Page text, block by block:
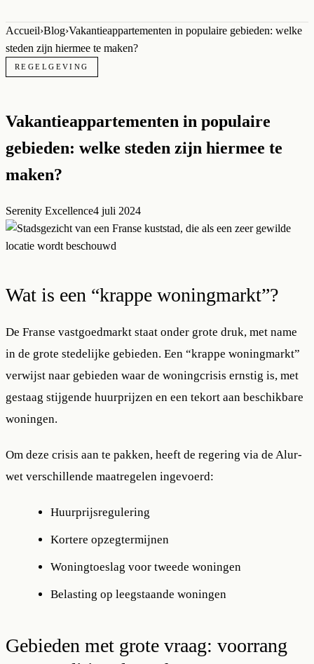
Accueil›Blog›Vakantieappartementen in populaire gebieden: welke
steden zijn hiermee te maken?
REGELGEVING
Vakantieappartementen in populaire
gebieden: welke steden zijn hiermee te
maken?
Serenity Excellence4 juli 2024
Wat is een “krappe woningmarkt”?
De Franse vastgoedmarkt staat onder grote druk, met name
in de grote stedelijke gebieden. Een “krappe woningmarkt”
verwijst naar gebieden waar de woningcrisis ernstig is, met
gestaag stijgende huurprijzen en een tekort aan beschikbare
woningen.
Om deze crisis aan te pakken, heeft de regering via de Alur-
wet verschillende maatregelen ingevoerd:
Huurprijsregulering
Kortere opzegtermijnen
Woningtoeslag voor tweede woningen
Belasting op leegstaande woningen
Gebieden met grote vraag: voorrang